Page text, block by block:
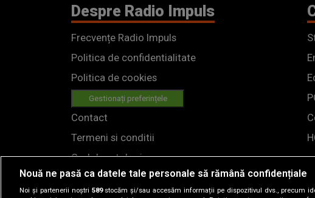
Despre Radio Impuls
Frecvențe Radio Impuls
Politica de confidentialitate
Politica de cookies
Gestionați preferințele
Contact
Termeni si conditii
Cod deontologic
Regulamente
Nouă ne pasă ca datele tale personale să rămână confidențiale
Noi și partenerii noștri 589stocăm și/sau accesăm informații pe dispozitivul dvs., precum